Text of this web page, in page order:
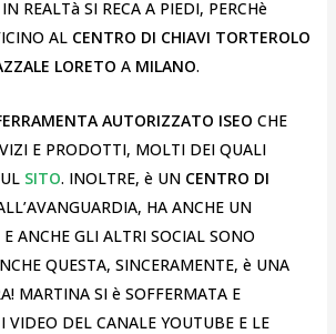
REALTà SI RECA A PIEDI, PERCHè
AL CENTRO DI CHIAVI TORTEROLO
LORETO A MILANO.
AUTORIZZATO ISEO CHE
E PRODOTTI, MOLTI DEI QUALI
SITO. INOLTRE, è UN CENTRO DI
HA ANCHE UN
E ANCHE GLI ALTRI SOCIAL SONO
QUESTA, SINCERAMENTE, è UNA
MARTINA SI è SOFFERMATA E
VIDEO DEL CANALE YOUTUBE E LE